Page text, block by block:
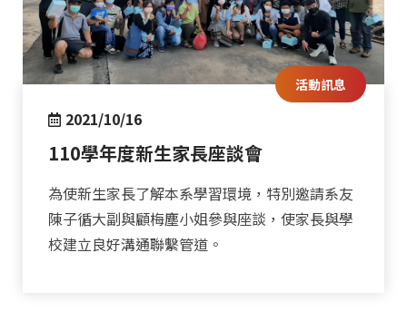
活動訊息
2021/10/16
110學年度新生家長座談會
為使新生家長了解本系學習環境，特別邀請系友
陳子循大副與顧梅塵小姐參與座談，使家長與學
校建立良好溝通聯繫管道。